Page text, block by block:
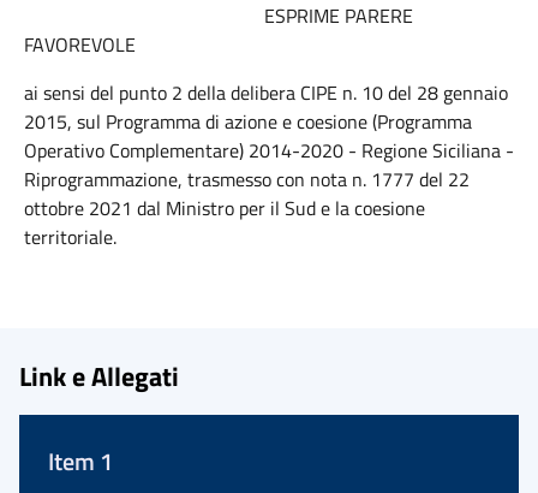
ESPRIME PARERE
FAVOREVOLE
ai sensi del punto 2 della delibera CIPE n. 10 del 28 gennaio
2015, sul Programma di azione e coesione (Programma
Operativo Complementare) 2014-2020 - Regione Siciliana -
Riprogrammazione, trasmesso con nota n. 1777 del 22
ottobre 2021 dal Ministro per il Sud e la coesione
territoriale.
Link e Allegati
Item 1